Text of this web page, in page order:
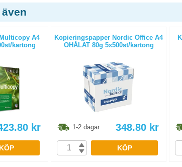
A4
kartong
kr
KÖP
Kopieringspapper Nordic Office A4
OHÅLAT 80g 5x500st/kartong
1-2 dagar 348.80 kr
KÖP